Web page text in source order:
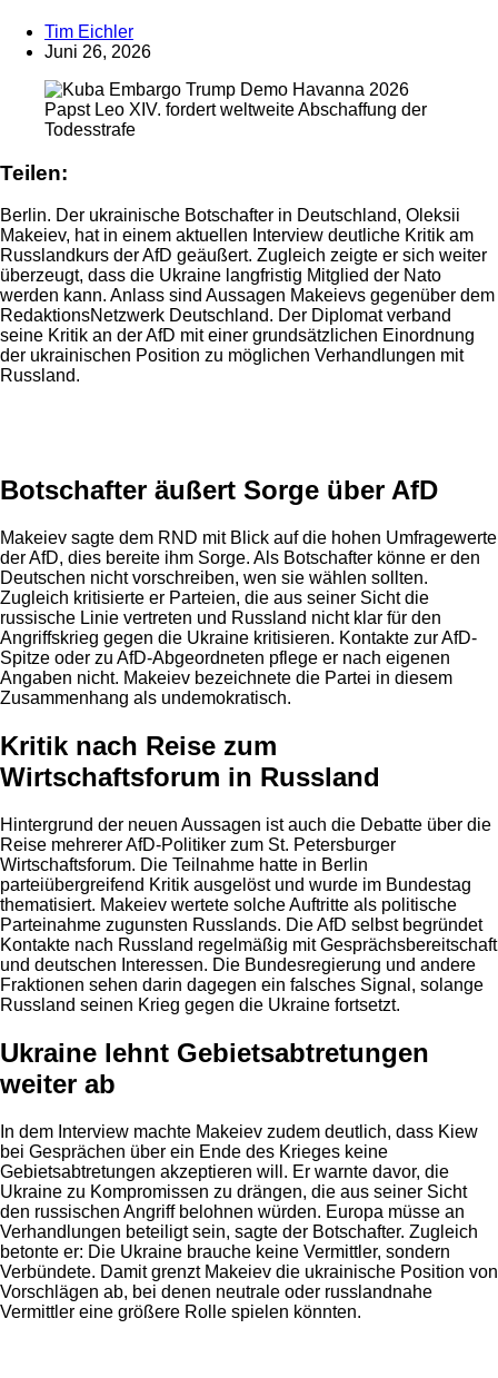
Tim Eichler
Juni 26, 2026
Papst Leo XIV. fordert weltweite Abschaffung der
Todesstrafe
Teilen:
Berlin. Der ukrainische Botschafter in Deutschland, Oleksii
Makeiev, hat in einem aktuellen Interview deutliche Kritik am
Russlandkurs der AfD geäußert. Zugleich zeigte er sich weiter
überzeugt, dass die Ukraine langfristig Mitglied der Nato
werden kann. Anlass sind Aussagen Makeievs gegenüber dem
RedaktionsNetzwerk Deutschland. Der Diplomat verband
seine Kritik an der AfD mit einer grundsätzlichen Einordnung
der ukrainischen Position zu möglichen Verhandlungen mit
Russland.
Botschafter äußert Sorge über AfD
Makeiev sagte dem RND mit Blick auf die hohen Umfragewerte
der AfD, dies bereite ihm Sorge. Als Botschafter könne er den
Deutschen nicht vorschreiben, wen sie wählen sollten.
Zugleich kritisierte er Parteien, die aus seiner Sicht die
russische Linie vertreten und Russland nicht klar für den
Angriffskrieg gegen die Ukraine kritisieren. Kontakte zur AfD-
Spitze oder zu AfD-Abgeordneten pflege er nach eigenen
Angaben nicht. Makeiev bezeichnete die Partei in diesem
Zusammenhang als undemokratisch.
Kritik nach Reise zum
Wirtschaftsforum in Russland
Hintergrund der neuen Aussagen ist auch die Debatte über die
Reise mehrerer AfD-Politiker zum St. Petersburger
Wirtschaftsforum. Die Teilnahme hatte in Berlin
parteiübergreifend Kritik ausgelöst und wurde im Bundestag
thematisiert. Makeiev wertete solche Auftritte als politische
Parteinahme zugunsten Russlands. Die AfD selbst begründet
Kontakte nach Russland regelmäßig mit Gesprächsbereitschaft
und deutschen Interessen. Die Bundesregierung und andere
Fraktionen sehen darin dagegen ein falsches Signal, solange
Russland seinen Krieg gegen die Ukraine fortsetzt.
Ukraine lehnt Gebietsabtretungen
weiter ab
In dem Interview machte Makeiev zudem deutlich, dass Kiew
bei Gesprächen über ein Ende des Krieges keine
Gebietsabtretungen akzeptieren will. Er warnte davor, die
Ukraine zu Kompromissen zu drängen, die aus seiner Sicht
den russischen Angriff belohnen würden. Europa müsse an
Verhandlungen beteiligt sein, sagte der Botschafter. Zugleich
betonte er: Die Ukraine brauche keine Vermittler, sondern
Verbündete. Damit grenzt Makeiev die ukrainische Position von
Vorschlägen ab, bei denen neutrale oder russlandnahe
Vermittler eine größere Rolle spielen könnten.